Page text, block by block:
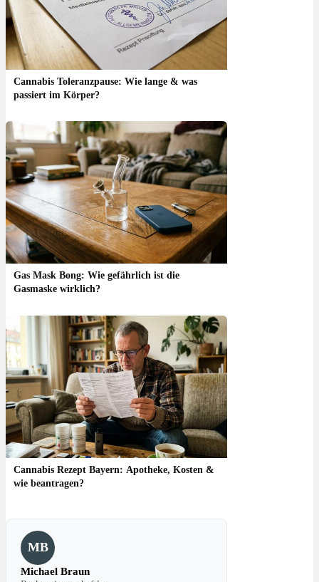
Cannabis Toleranzpause: Wie lange & was
passiert im Körper?
Gas Mask Bong: Wie gefährlich ist die
Gasmaske wirklich?
Cannabis Rezept Bayern: Apotheke, Kosten &
wie beantragen?
MB
Michael Braun